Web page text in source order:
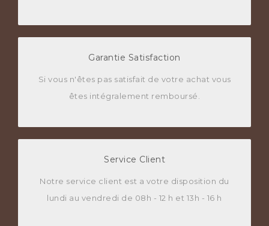
Garantie Satisfaction
Si vous n'êtes pas satisfait de votre achat vous
êtes intégralement remboursé.
Service Client
Notre service client est a votre disposition du
lundi au vendredi de 08h - 12 h et 13h - 16 h